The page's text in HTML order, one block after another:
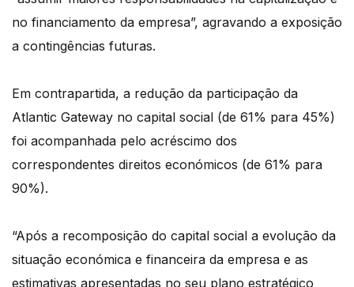
no financiamento da empresa”, agravando a exposição
a contingências futuras.
Em contrapartida, a redução da participação da
Atlantic Gateway no capital social (de 61% para 45%)
foi acompanhada pelo acréscimo dos
correspondentes direitos económicos (de 61% para
90%).
“Após a recomposição do capital social a evolução da
situação económica e financeira da empresa e as
estimativas apresentadas no seu plano estratégico